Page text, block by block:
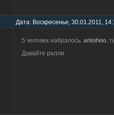
Дата: Воскресенье, 30.01.2011,
5 человек набралось. antohoo,
Давайте ралли.